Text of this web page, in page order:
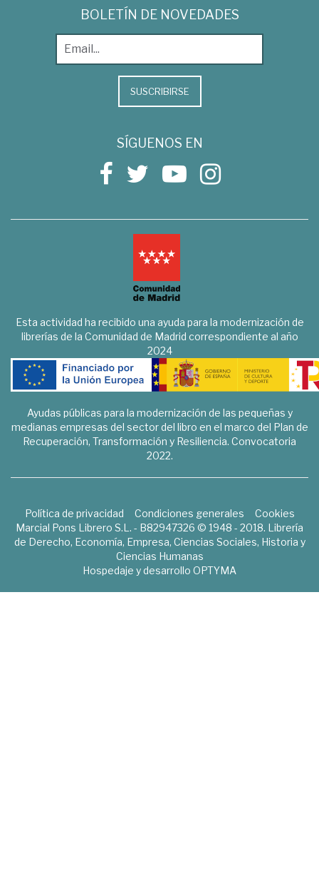
BOLETÍN DE NOVEDADES
SUSCRIBIRSE
SÍGUENOS EN
Esta actividad ha recibido una ayuda para la modernización de
librerías de la Comunidad de Madrid correspondiente al año
2024
Ayudas públicas para la modernización de las pequeñas y
medianas empresas del sector del libro en el marco del Plan de
Recuperación, Transformación y Resiliencia. Convocatoria
2022.
Política de privacidad Condiciones generales
Cookies
Marcial Pons Librero S.L. - B82947326 © 1948 - 2018. Librería
de Derecho, Economía, Empresa, Ciencias Sociales, Historia y
Ciencias Humanas
Hospedaje y desarrollo OPTYMA